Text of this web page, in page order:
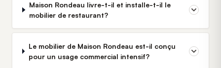
Maison Rondeau livre-t-il et installe-t-il le
mobilier de restaurant?
Le mobilier de Maison Rondeau est-il conçu
pour un usage commercial intensif?